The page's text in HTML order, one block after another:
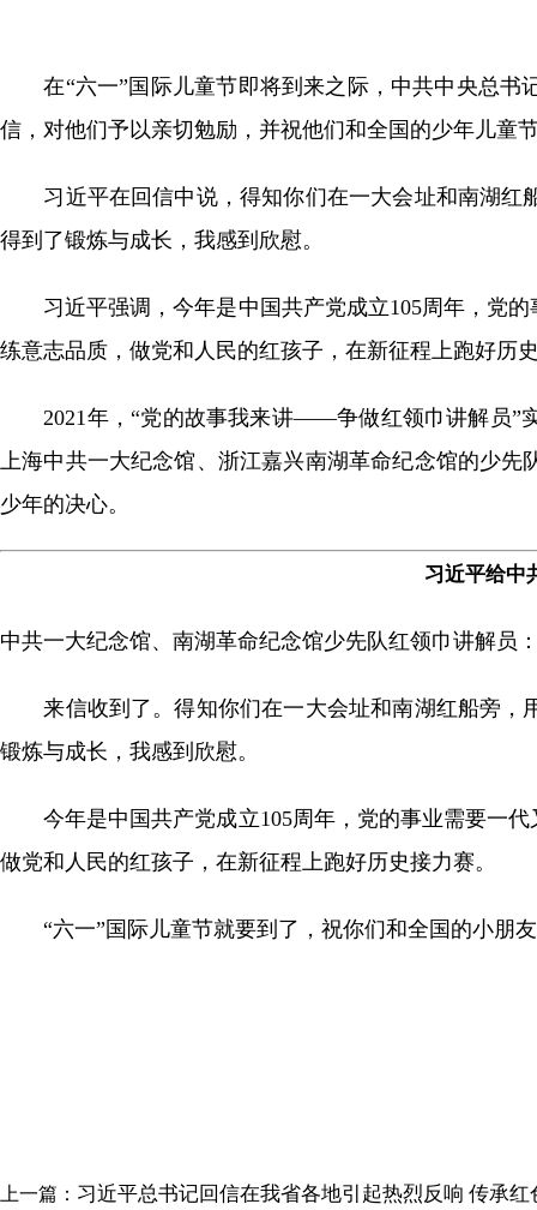
在“六一”国际儿童节即将到来之际，中共中央总书
信，对他们予以亲切勉励，并祝他们和全国的少年儿童
习近平在回信中说，得知你们在一大会址和南湖红
得到了锻炼与成长，我感到欣慰。
习近平强调，今年是中国共产党成立105周年，党的
练意志品质，做党和人民的红孩子，在新征程上跑好历
2021年，“党的故事我来讲——争做红领巾讲解员”实
上海中共一大纪念馆、浙江嘉兴南湖革命纪念馆的少
少年的决心。
习近平给中
中共一大纪念馆、南湖革命纪念馆少先队红领巾讲解员
来信收到了。得知你们在一大会址和南湖红船旁，
锻炼与成长，我感到欣慰。
今年是中国共产党成立105周年，党的事业需要一代
做党和人民的红孩子，在新征程上跑好历史接力赛。
“六一”国际儿童节就要到了，祝你们和全国的小朋
上一篇： 习近平总书记回信在我省各地引起热烈反响 传承